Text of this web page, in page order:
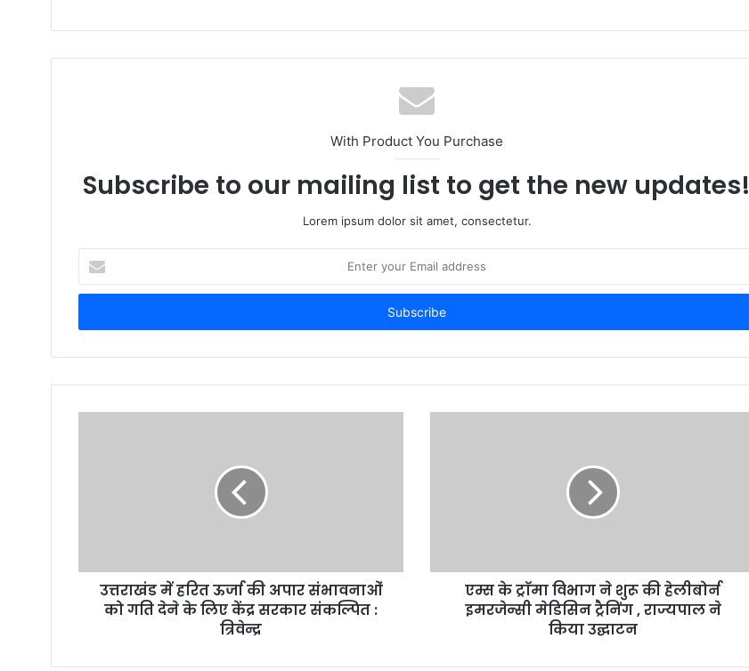
With Product You Purchase
Subscribe to our mailing list to get the new updates!
Lorem ipsum dolor sit amet, consectetur.
your
Email
उत्तराखंड में हरित ऊर्जा की अपार संभावनाओं
को गति देने के लिए केंद्र सरकार संकल्पित :
त्रिवेन्द्र
एम्स के ट्राॅमा विभाग ने शुरू की हेलीबोर्न
इमरजेन्सी मेडिसिन ट्रैनिंग , राज्यपाल ने
किया उद्घाटन